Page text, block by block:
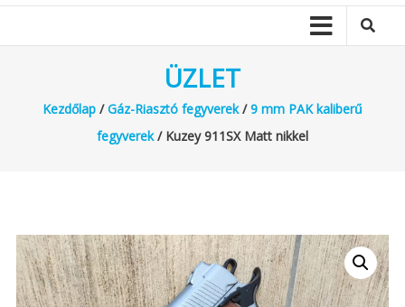
ÜZLET
Kezdőlap/Gáz-Riasztó fegyverek/9 mm PAK kaliberű
fegyverek/ Kuzey 911SX Matt nikkel